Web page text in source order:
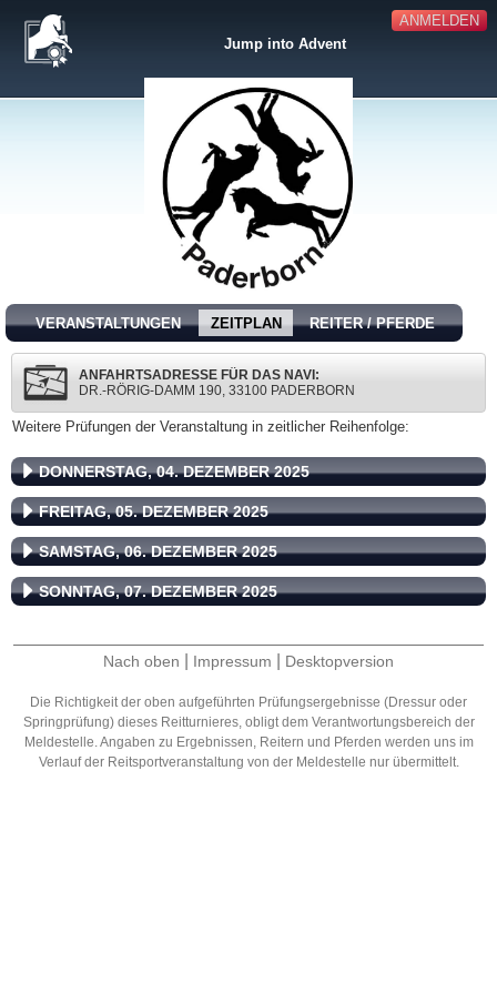
ANMELDEN
Jump into Advent
VERANSTALTUNGEN ZEITPLAN REITER / PFERDE
ANFAHRTSADRESSE FÜR DAS NAVI:
DR.-RÖRIG-DAMM 190, 33100 PADERBORN
Weitere Prüfungen der Veranstaltung in zeitlicher Reihenfolge:
DONNERSTAG, 04. DEZEMBER 2025
FREITAG, 05. DEZEMBER 2025
SAMSTAG, 06. DEZEMBER 2025
SONNTAG, 07. DEZEMBER 2025
Nach oben Impressum Desktopversion
Die Richtigkeit der oben aufgeführten Prüfungsergebnisse (Dressur oder
Springprüfung) dieses Reitturnieres, obligt dem Verantwortungsbereich der
Meldestelle. Angaben zu Ergebnissen, Reitern und Pferden werden uns im
Verlauf der Reitsportveranstaltung von der Meldestelle nur übermittelt.